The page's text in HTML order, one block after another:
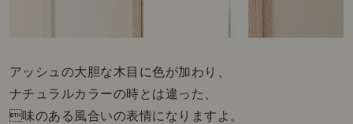
アッシュの大胆な木目に色が加わり、
ナチュラルカラーの時とは違った、
味のある風合いの表情になりますよ。